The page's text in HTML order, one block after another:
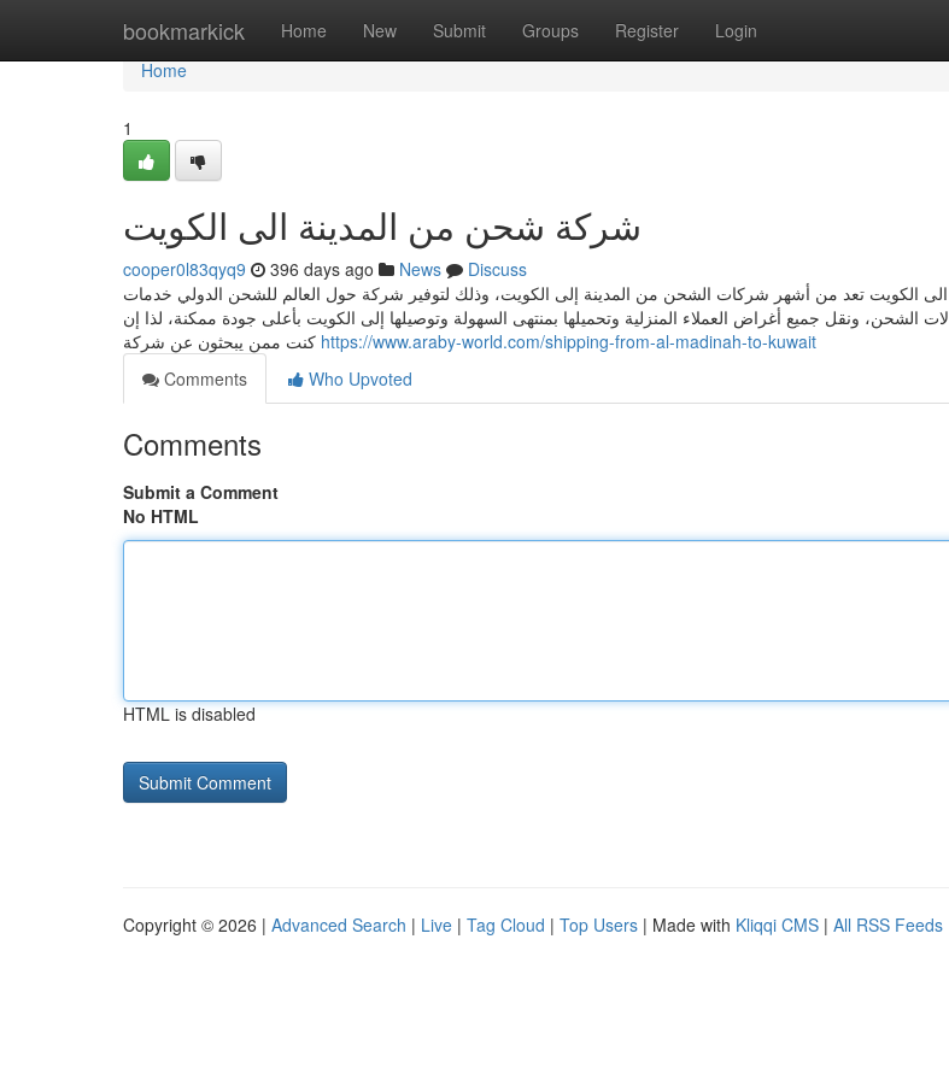
bookmarkick Home New Submit Groups Register Login
Home
Home
1
شركة شحن من المدينة الى الكويت
cooper0l83qyq9 396 days ago News
Discuss
الكويت تعد من أشهر شركات الشحن من المدينة إلى الكويت، وذلك لتوفير شركة حول العالم للشحن الدولي خدمات
الشحن، ونقل جميع أغراض العملاء المنزلية وتحميلها بمنتهى السهولة وتوصيلها إلى الكويت بأعلى جودة ممكنة، لذا إن
https://www.araby-world.com/shipping-from-al-madinah-to-kuwait
Comments
Who Upvoted
Comments
Submit a Comment
No HTML
HTML is disabled
Copyright © 2026 | Advanced Search | Live | Tag Cloud | Top Users | Made with Kliqqi CMS | All RSS Feeds